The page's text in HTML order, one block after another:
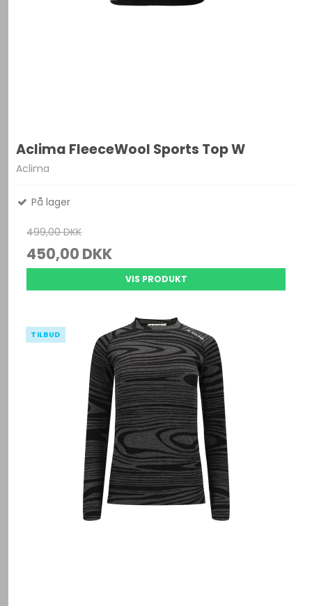
Aclima FleeceWool Sports Top W
Aclima
På lager
499,00 DKK
450,00 DKK
VIS PRODUKT
TILBUD